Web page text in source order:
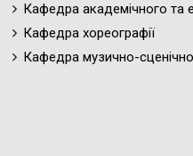
Кафедра академічного та
Кафедра хореографії
Кафедра музично-